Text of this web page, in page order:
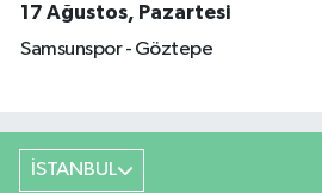
17 Ağustos, Pazartesi
Samsunspor - Göztepe
İSTANBUL